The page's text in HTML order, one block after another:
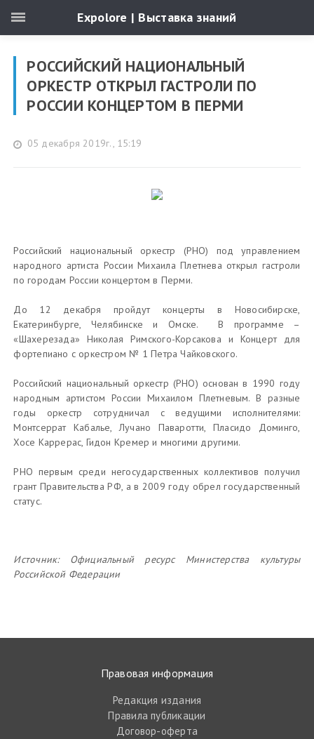
РОССИЙСКИЙ НАЦИОНАЛЬНЫЙ
ОРКЕСТР ОТКРЫЛ ГАСТРОЛИ ПО
РОССИИ КОНЦЕРТОМ В ПЕРМИ
05 декабря 2019г., 15:19
Российский национальный оркестр (РНО) под управлением
народного артиста России Михаила Плетнева открыл гастроли
по городам России концертом в Перми.
До 12 декабря пройдут концерты в Новосибирске,
Екатеринбурге, Челябинске и Омске. В программе –
«Шахерезада» Николая Римского-Корсакова и Концерт для
фортепиано с оркестром № 1 Петра Чайковского.
Российский национальный оркестр (РНО) основан в 1990 году
народным артистом России Михаилом Плетневым. В разные
годы оркестр сотрудничал с ведущими исполнителями:
Монтсеррат Кабалье, Лучано Паваротти, Пласидо Доминго,
Хосе Каррерас, Гидон Кремер и многими другими.
РНО первым среди негосударственных коллективов получил
грант Правительства РФ, а в 2009 году обрел государственный
статус.
Источник: Официальный ресурс Министерства культуры
Российской Федерации
Правовая информация
Редакция издания
Правила публикации
Договор-оферта
Expolore | Выставка знаний